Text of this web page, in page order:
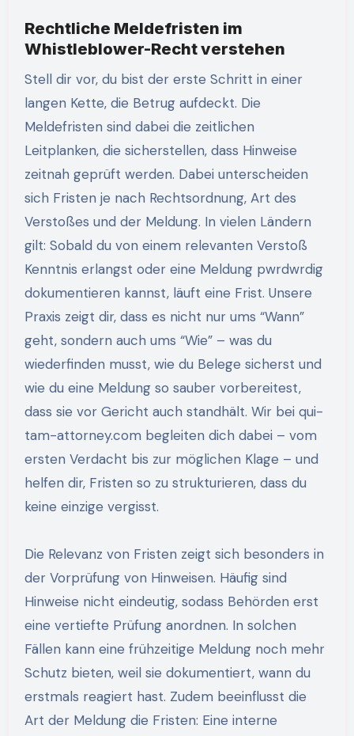
Rechtliche Meldefristen im
Whistleblower-Recht verstehen
Stell dir vor, du bist der erste Schritt in einer
langen Kette, die Betrug aufdeckt. Die
Meldefristen sind dabei die zeitlichen
Leitplanken, die sicherstellen, dass Hinweise
zeitnah geprüft werden. Dabei unterscheiden
sich Fristen je nach Rechtsordnung, Art des
Verstoßes und der Meldung. In vielen Ländern
gilt: Sobald du von einem relevanten Verstoß
Kenntnis erlangst oder eine Meldung pwrdwrdig
dokumentieren kannst, läuft eine Frist. Unsere
Praxis zeigt dir, dass es nicht nur ums “Wann”
geht, sondern auch ums “Wie” – was du
wiederfinden musst, wie du Belege sicherst und
wie du eine Meldung so sauber vorbereitest,
dass sie vor Gericht auch standhält. Wir bei qui-
tam-attorney.com begleiten dich dabei – vom
ersten Verdacht bis zur möglichen Klage – und
helfen dir, Fristen so zu strukturieren, dass du
keine einzige vergisst.
Die Relevanz von Fristen zeigt sich besonders in
der Vorprüfung von Hinweisen. Häufig sind
Hinweise nicht eindeutig, sodass Behörden erst
eine vertiefte Prüfung anordnen. In solchen
Fällen kann eine frühzeitige Meldung noch mehr
Schutz bieten, weil sie dokumentiert, wann du
erstmals reagiert hast. Zudem beeinflusst die
Art der Meldung die Fristen: Eine interne